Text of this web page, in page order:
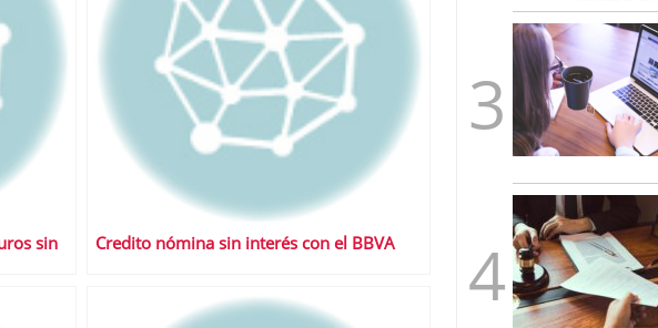
sin
Credito nómina sin interés con el BBVA